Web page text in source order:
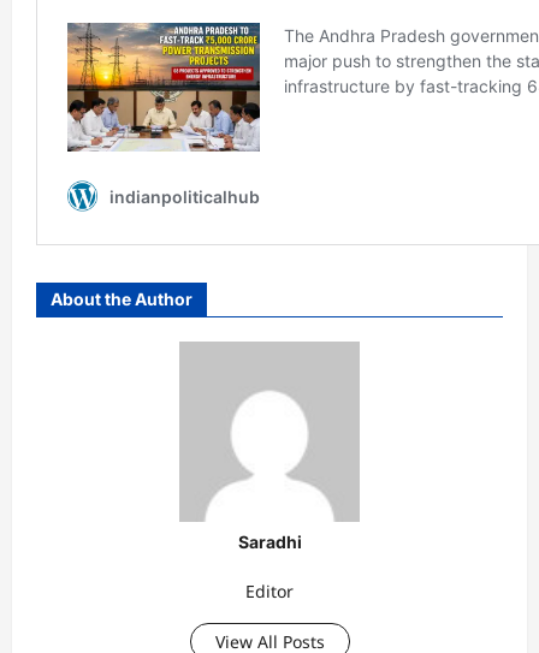
About the Author
Saradhi
Editor
View All Posts